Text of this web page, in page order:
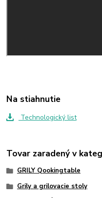
Na stiahnutie
Technologický list
Tovar zaradený v
GRILY Qookingtable
Grily a grilovacie stoly